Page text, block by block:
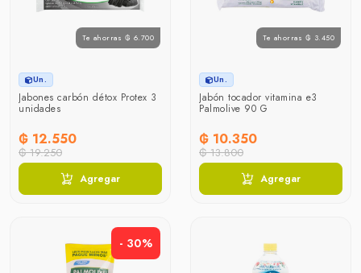
Te ahorras ₲ 6.700
Un.
Jabones carbón détox Protex 3
unidades
₲ 12.550
₲ 19.250
Agregar
Te ahorras ₲ 3.450
Un.
Jabón tocador vitamina e3
Palmolive 90 G
₲ 10.350
₲ 13.800
Agregar
- 30%